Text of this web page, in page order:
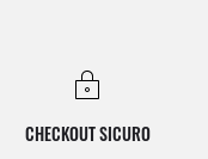
CHECKOUT SICURO